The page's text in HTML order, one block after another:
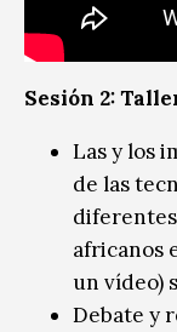
Sesión 2:
Las y los
de las
africanos
un vídeo)
Debate y